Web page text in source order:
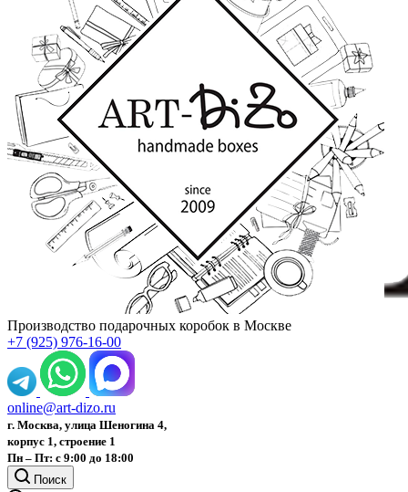
Производство подарочных коробок в Москве
+7 (925) 976-16-00
online@art-dizo.ru
г. Москва, улица Шеногина 4,
корпус 1, строение 1
Пн – Пт: с 9:00 до 18:00
Поиск